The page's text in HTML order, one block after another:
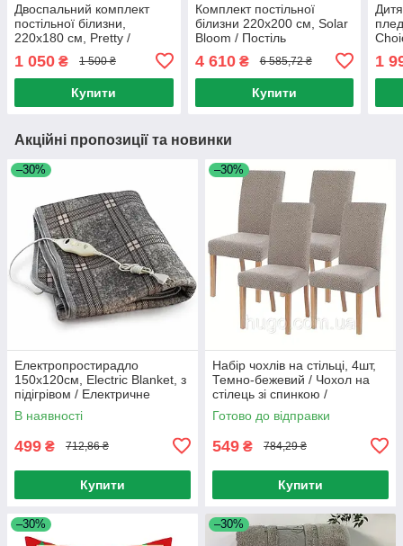
Двоспальний комплект
постільної білизни,
220х180 см, Pretty /
Набір постільної білизни
1 050 ₴ 1 500 ₴
Купити
Комплект постільної
білизни 220х200 см, Solar
Bloom / Постіль
двоспальна / Євро набір
постільної білизни
4 610₴ 6 585,72 ₴
Купити
1
Акційні пропозиції та новинки
–30%
Електропростирадло
150х120см, Electric Blanket, з
підігрівом / Електричне
простирадло з
терморегулятором
В наявності
499 ₴ 712,86 ₴
Купити
–30%
Набір чохлів на стільці, 4шт,
Темно-бежевий / Чохол на
стілець зі спинкою /
Універсальний чохол для
стільця
Готово до відправки
549 ₴ 784,29 ₴
Купити
–30% –30%